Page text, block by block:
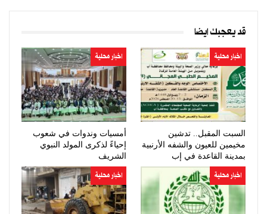
قد يعجبك ايضا
اخبار محلية
السبت المقبل.. تدشين
مخيمين للعيون والشفه الأرنبية
بمدينة القاعدة في إب
اخبار محلية
أمسيات وندوات في شعوب
إحياءً لذكرى المولد النبوي
الشريف
اخبار محلية اخبار محلية